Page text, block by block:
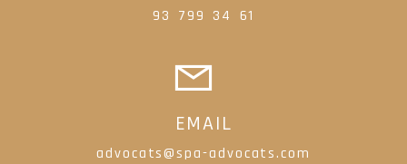
93 799 34 61
EMAIL
advocats@spa-advocats.com